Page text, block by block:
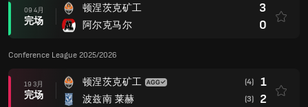
09 4月
完场
顿涅茨克矿工
阿尔克马尔
3
0
Conference League 2025/2026
19 3月
完场
顿涅茨克矿工
波兹南 莱赫
(4) 1
(3) 2